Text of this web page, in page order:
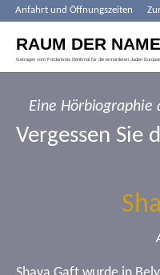
Anfahrt und Öffnungszeiten
Eine Hörbiographie
Vergessen Sie